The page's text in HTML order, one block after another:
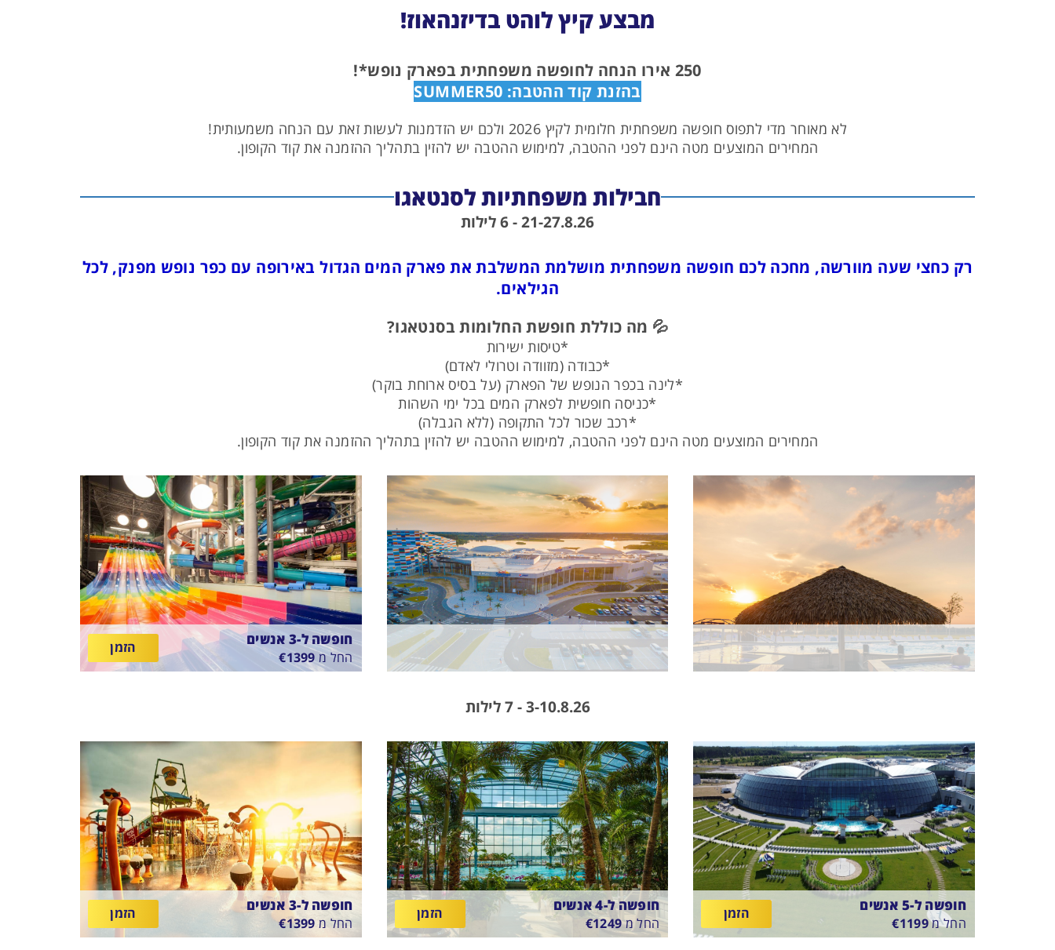
מבצע קיץ לוהט בדיזנהאוז!
250 אירו הנחה לחופשה משפחתית בפארק נופש*!
בהזנת קוד ההטבה: SUMMER50
לא מאוחר מדי לתפוס חופשה משפחתית חלומית לקיץ 2026 ולכם יש הזדמנות לעשות זאת עם הנחה משמעותית!
המחירים המוצעים מטה הינם לפני ההטבה, למימוש ההטבה יש להזין בתהליך ההזמנה את קוד הקופון.
חבילות משפחתיות לסנטאגו
21-27.8.26 - 6 לילות
רק כחצי שעה מוורשה, מחכה לכם חופשה משפחתית מושלמת המשלבת את פארק המים הגדול באירופה עם כפר נופש מפנק, לכל
הגילאים.
💦 מה כוללת חופשת החלומות בסנטאגו?
*טיסות ישירות
*כבודה (מזוודה וטרולי לאדם)
*לינה בכפר הנופש של הפארק (על בסיס ארוחת בוקר)
*כניסה חופשית לפארק המים בכל ימי השהות
*רכב שכור לכל התקופה (ללא הגבלה)
המחירים המוצעים מטה הינם לפני ההטבה, למימוש ההטבה יש להזין בתהליך ההזמנה את קוד הקופון.
חופשה ל-3 אנשים
החל מ €1399
הזמן
3-10.8.26 - 7 לילות
חופשה ל-5 אנשים
החל מ €1199
הזמן
חופשה ל-4 אנשים
החל מ €1249
הזמן
חופשה ל-3 אנשים
החל מ €1399
הזמן